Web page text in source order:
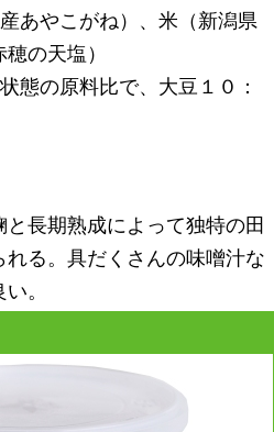
あやこがね）、米（新潟県
の天塩）
態の原料比で、大豆１０：
長期熟成によって独特の田
る。具だくさんの味噌汁な
。